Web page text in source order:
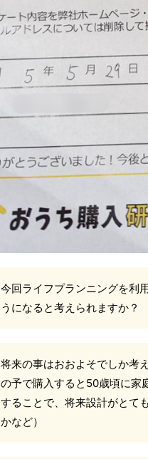
今回ライフプランニングを利
うになると考えられますか？
将来の事はおおよそでしか考
の予で購入すると50歳頃に家
することで、将来設計がとて
かなど）